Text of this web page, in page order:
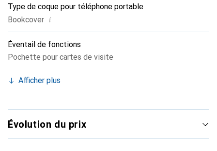
Type de coque pour téléphone portable
Bookcover i
Éventail de fonctions
Pochette pour cartes de visite
Afficher plus
Évolution du prix